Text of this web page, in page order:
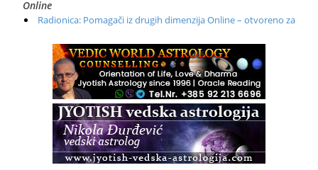
Online
Radionica: Pomagači iz drugih dimenzija Online – otvoreno za
Zagreb+Online
Osnovni ThetaHealing® tečaj, Zagreb i Online
Zagreb
Osnovna radionica za izscjeljivanje pranom (Basic Pranic
Healing course)
Access BARS®, otpusti stres